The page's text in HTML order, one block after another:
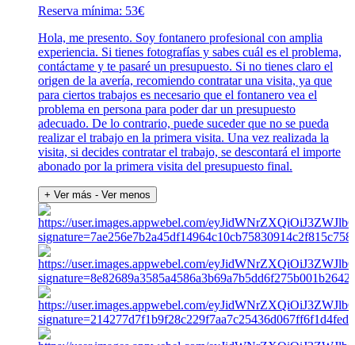
Reserva mínima: 53€
Hola, me presento. Soy fontanero profesional con amplia
experiencia. Si tienes fotografías y sabes cuál es el problema,
contáctame y te pasaré un presupuesto. Si no tienes claro el
origen de la avería, recomiendo contratar una visita, ya que
para ciertos trabajos es necesario que el fontanero vea el
problema en persona para poder dar un presupuesto
adecuado. De lo contrario, puede suceder que no se pueda
realizar el trabajo en la primera visita. Una vez realizada la
visita, si decides contratar el trabajo, se descontará el importe
abonado por la primera visita del presupuesto final.
+ Ver más - Ver menos